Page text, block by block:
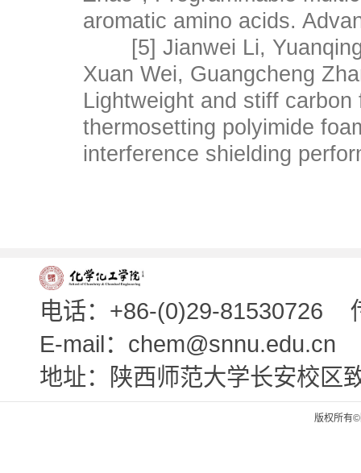
aromatic amino acids.
[5] Jianwei Li,
Xuan Wei, Guangcheng
Lightweight and stiff
thermosetting polyimide
interference shielding
电话：+86-(0)29-81530726
E-mail：chem@snnu.edu.cn
地址：陕西师范大学长安校区
版权所有